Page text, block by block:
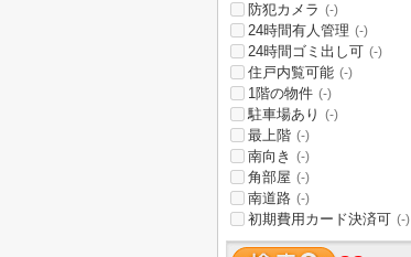
防犯カメラ (-)
24時間有人管理 (-)
24時間ゴミ出し可 (-)
住戸内覧可能 (-)
1階の物件 (-)
駐車場あり (-)
最上階 (-)
南向き (-)
角部屋 (-)
南道路 (-)
初期費用カード決済可 (-)